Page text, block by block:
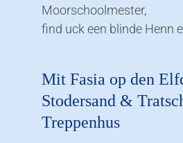
Moorschoolmester,
find uck een blinde Henn
Mit Fasia op den
Stodersand &
Treppenhus